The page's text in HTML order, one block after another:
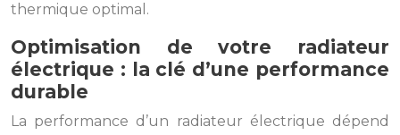
thermique optimal.
Optimisation de votre radiateur
électrique : la clé d’une performance
durable
La performance d’un radiateur électrique dépend